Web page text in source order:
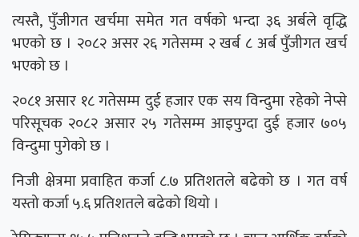
त्यस्तै, पुँजीगत खर्चमा समेत गत वर्षको भन्दा ३६ अर्बले वृद्धि
भएको छ । २०८२ असर २६ गतेसम्म २ खर्ब ८ अर्ब पुँजीगत खर्च
भएको छ ।
२०८१ असार १८ गतेसम्म दुई हजार एक सय विन्दुमा रहेको नेप्से
परिसूचक २०८२ असार २५ गतेसम्म आइपुग्दा दुई हजार ७०५
विन्दुमा पुगेको छ ।
निजी क्षेत्रमा प्रवाहित कर्जा ८.७ प्रतिशतले बढेको छ । गत वर्ष
यस्तो कर्जा ५.६ प्रतिशतले बढेको थियो ।